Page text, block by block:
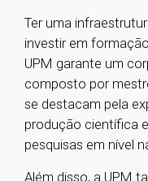
Ter uma
investir em
UPM garante um
composto por
se destacam pela
produção científica
pesquisas em nível
Além disso, a UPM